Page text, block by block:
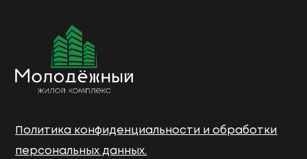
Политика конфиденциальности и обработки
персональных данных.